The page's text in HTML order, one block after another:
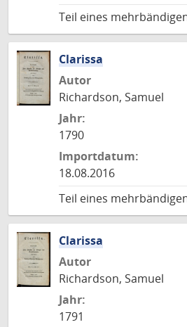
Teil eines
Clarissa
Autor
Richardson, Samuel
Jahr:
1790
Importdatum:
18.08.2016
Teil eines
Clarissa
Autor
Richardson, Samuel
Jahr:
1791